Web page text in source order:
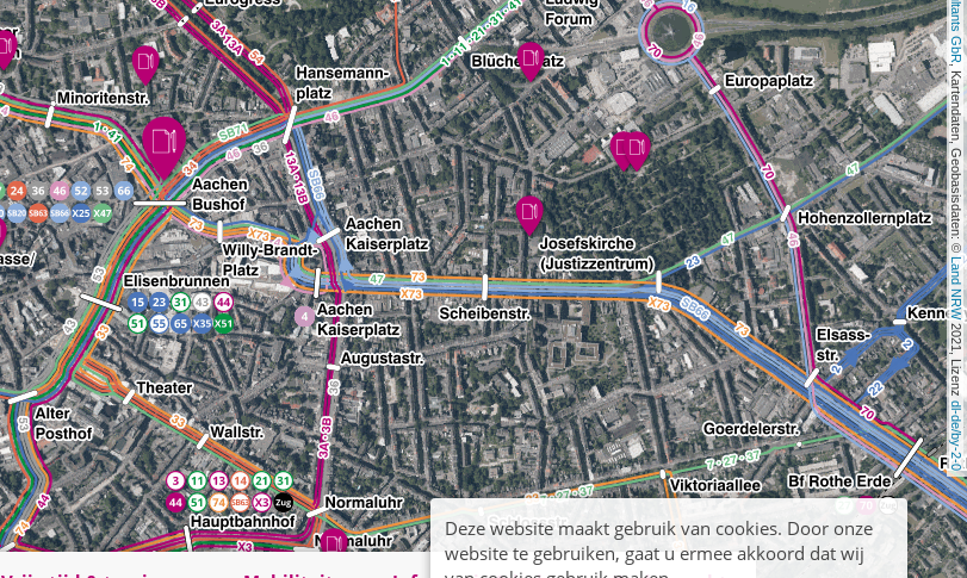
, Kartendaten, Geobasisdaten: ©
Land NRW
2021, Lizenz
dl-de/by-2-0
Deze website maakt gebruik van cookies. Door onze
website te gebruiken, gaat u ermee akkoord dat wij